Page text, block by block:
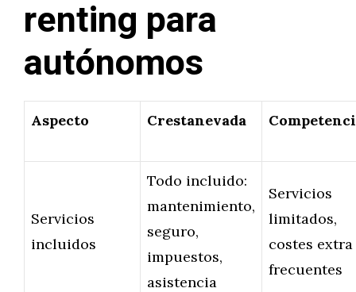
renting para
autónomos
Aspecto Crestanevada
Servicios
incluidos
Todo incluido:
mantenimiento,
seguro,
impuestos,
asistencia
Servicios
limitados,
costes extra
frecuentes